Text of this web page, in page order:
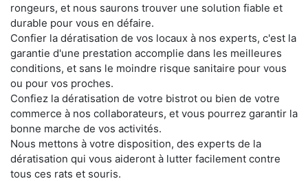
rongeurs, et nous saurons trouver une solution fiable et
durable pour vous en défaire.
Confier la dératisation de vos locaux à nos experts, c'est la
garantie d'une prestation accomplie dans les meilleures
conditions, et sans le moindre risque sanitaire pour vous
ou pour vos proches.
Confiez la dératisation de votre bistrot ou bien de votre
commerce à nos collaborateurs, et vous pourrez garantir la
bonne marche de vos activités.
Nous mettons à votre disposition, des experts de la
dératisation qui vous aideront à lutter facilement contre
tous ces rats et souris.